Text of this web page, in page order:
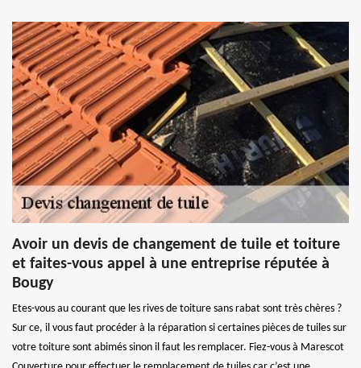
Avoir un devis de changement de tuile et toiture
et faites-vous appel à une entreprise réputée à
Bougy
Etes-vous au courant que les rives de toiture sans rabat sont très chères ?
Sur ce, il vous faut procéder à la réparation si certaines pièces de tuiles sur
votre toiture sont abimés sinon il faut les remplacer. Fiez-vous à Marescot